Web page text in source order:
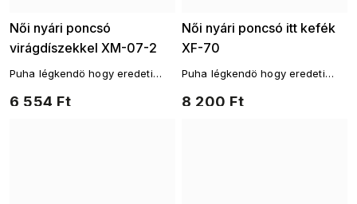
Női nyári poncsó
virágdíszekkel XM-07-2
6 554 Ft
Puha légkendö hogy eredeti
fürdőruha felett.
Női nyári poncsó itt kefék
XF-70
8 200 Ft
Puha légkendö hogy eredeti
fürdőruha felett.